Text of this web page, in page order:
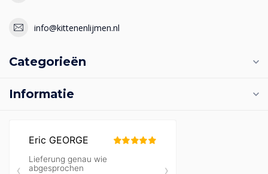
info@kittenenlijmen.nl
Categorieën
Informatie